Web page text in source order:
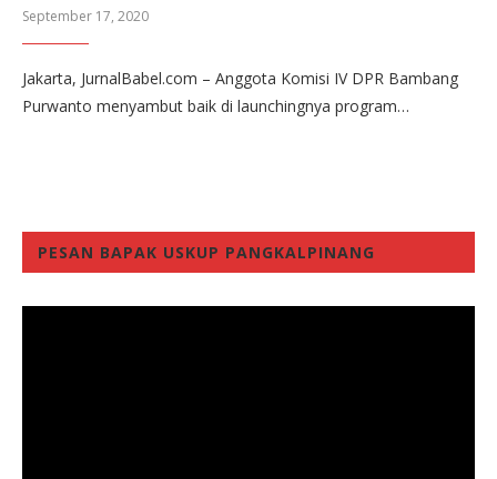
September 17, 2020
Jakarta, JurnalBabel.com – Anggota Komisi IV DPR Bambang
Purwanto menyambut baik di launchingnya program…
PESAN BAPAK USKUP PANGKALPINANG